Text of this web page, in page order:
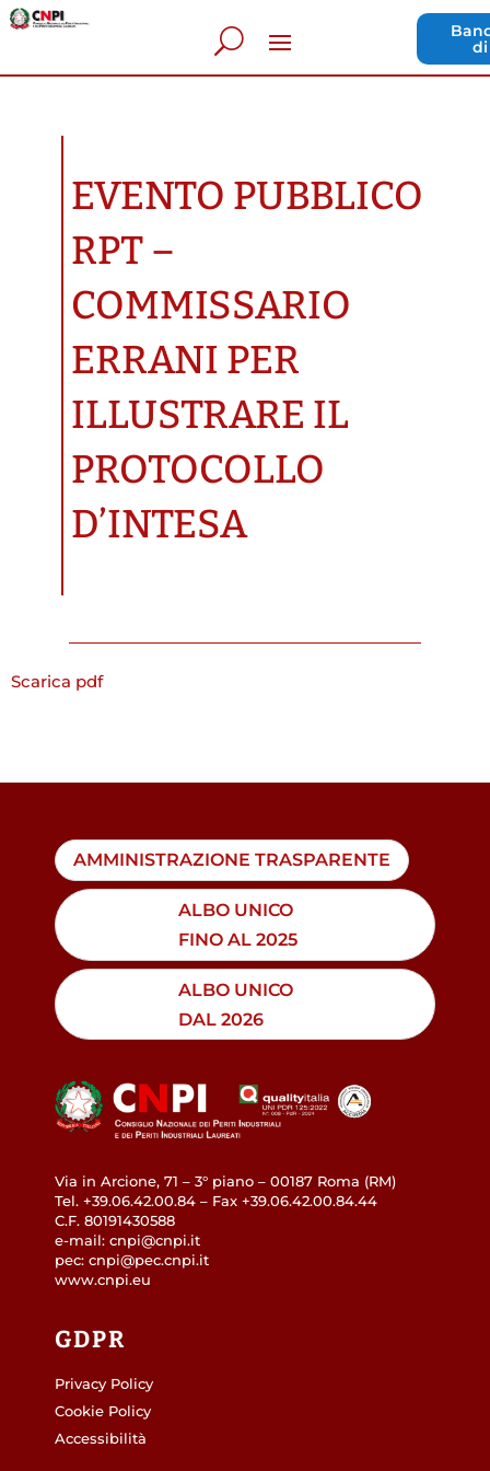
EVENTO PUBBLICO
RPT –
COMMISSARIO
ERRANI PER
ILLUSTRARE IL
PROTOCOLLO
D’INTESA
Scarica pdf
AMMINISTRAZIONE TRASPARENTE
ALBO UNICO
FINO AL 2025
ALBO UNICO
DAL 2026
Via in Arcione, 71 – 3° piano – 00187 Roma (RM)
Tel. +39.06.42.00.84 – Fax +39.06.42.00.84.44
C.F. 80191430588
e-mail: cnpi@cnpi.it
pec: cnpi@pec.cnpi.it
www.cnpi.eu
GDPR
Privacy Policy
Cookie Policy
Accessibilità